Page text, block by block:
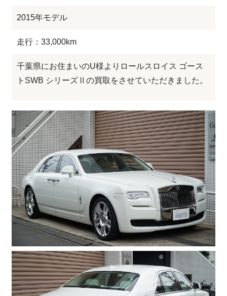
2015年モデル
走行：33,000km
千葉県にお住まいのU様よりロールスロイス ゴース
トSWB シリーズⅡの買取をさせていただきました。